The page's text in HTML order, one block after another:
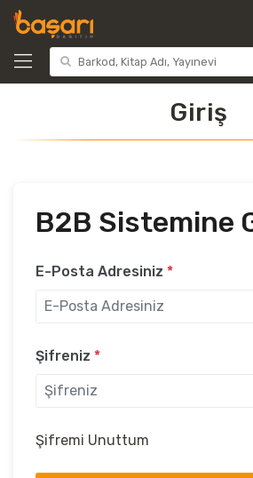
Giriş
B2B Sistemine
E-Posta Adresiniz *
Şifreniz *
Şifremi Unuttum